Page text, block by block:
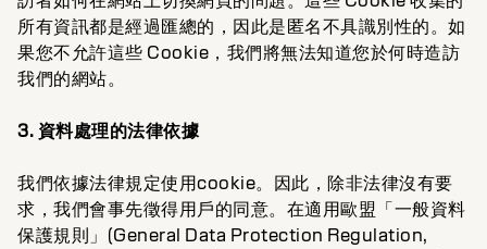
所有資訊都是經過匯總的，因此是匿名不具識別性的。如
果您不允許這些 Cookie，我們將無法知道您於何時造訪
我們的網站。
3. 資料處理的法律依據
我們依據法律規定使用cookie。因此，除非法律沒有要
求，我們會事先徵得用戶的同意。在適用歐盟「一般資料
保護規則」(General Data Protection Regulation,